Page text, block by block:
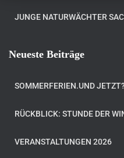
JUNGE NATURWÄCHTER
Neueste Beiträge
SOMMERFERIEN.UND
RÜCKBLICK: STUNDE DER
VERANSTALTUNGEN 2026